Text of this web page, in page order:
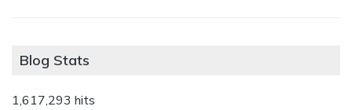
Blog Stats
1,617,293 hits